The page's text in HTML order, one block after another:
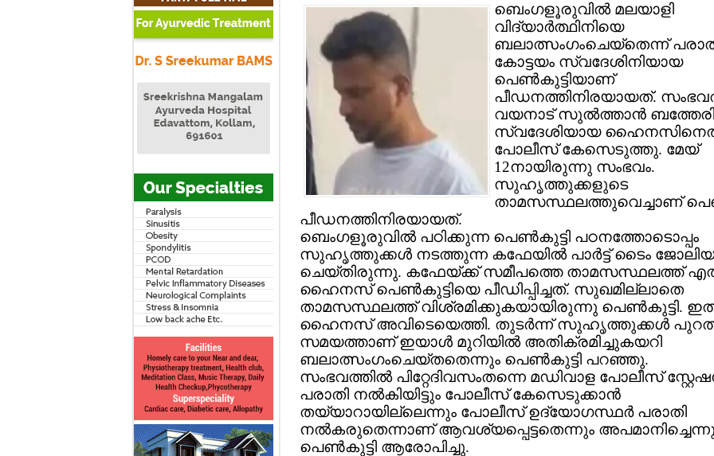
ബെംഗളൂരുവില്‍ മലയാളി
വിദ്യാര്‍ത്ഥിനിയെ
ബലാത്സംഗംചെയ്തെന്ന്
കോട്ടയം സ്വദേശിനിയായ
പെണ്‍കുട്ടിയാണ്
പീഡനത്തിനിരയായത്.
വയനാട് സുല്‍ത്താന്‍ ബത്തേരി
സ്വദേശിയായ
പോലീസ് കേസെടുത്തു. മേയ്
12നായിരുന്നു സംഭവം.
സുഹൃത്തുക്കളുടെ
താമസസ്ഥലത്തുവെച്ചാണ്
പീഡനത്തിനിരയായത്.
ബെംഗളൂരുവില്‍ പഠിക്കുന്ന പെണ്‍കുട്ടി പഠനത്തോടൊപ്പം
സുഹൃത്തുക്കള്‍ നടത്തുന്ന കഫേയില്‍ പാര്‍ട്ട് ടൈം
ചെയ്തിരുന്നു. കഫേയ്ക്ക് സമീപത്തെ താമസസ്ഥലത്ത്
ഹൈനസ് പെണ്‍കുട്ടിയെ പീഡിപ്പിച്ചത്. സുഖമില്ലാതെ
താമസസ്ഥലത്ത് വിശ്രമിക്കുകയായിരുന്നു പെണ്‍കുട്ടി.
ഹൈനസ് അവിടെയെത്തി. തുടര്‍ന്ന് സുഹൃത്തുക്കള്‍
സമയത്താണ് ഇയാള്‍ മുറിയില്‍ അതിക്രമിച്ചുകയറി
ബലാത്സംഗംചെയ്തതെന്നും പെണ്‍കുട്ടി പറഞ്ഞു.
സംഭവത്തില്‍ പിറ്റേദിവസംതന്നെ മഡിവാള പോലീസ്
പരാതി നല്‍കിയിട്ടും പോലീസ് കേസെടുക്കാന്‍
തയ്യാറായില്ലെന്നും പോലീസ് ഉദ്യോഗസ്ഥര്‍ പരാതി
നല്‍കരുതെന്നാണ് ആവശ്യപ്പെട്ടതെന്നും
പെണ്‍കുട്ടി ആരോപിച്ചു.